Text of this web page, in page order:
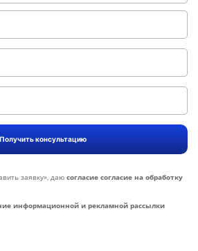
заявку», даю согласие согласие на обработку
информационной и рекламной рассылки